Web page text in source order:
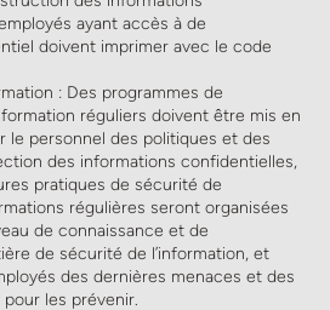
ayant accès à de
doivent imprimer avec le code
: Des programmes de
réguliers doivent être mis en
personnel des politiques et des
des informations confidentielles,
pratiques de sécurité de
régulières seront organisées
de connaissance et de
de sécurité de l’information, et
des dernières menaces et des
les prévenir.